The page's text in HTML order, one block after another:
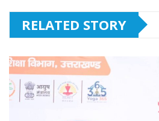
RELATED STORY